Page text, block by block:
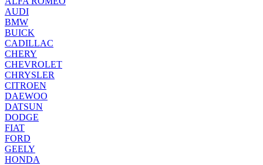
AUDI
BMW
BUICK
CADILLAC
CHERY
CHEVROLET
CHRYSLER
CITROEN
DAEWOO
DATSUN
DODGE
FIAT
FORD
GEELY
HONDA